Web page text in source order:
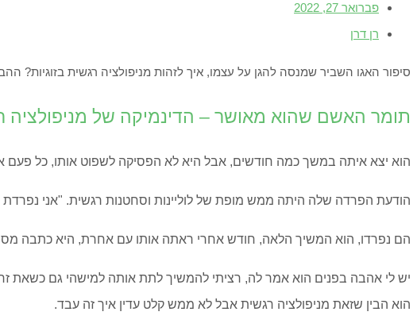
פברואר 27, 2022
רן דרן
סיפור האגו השביר שמנסה להגן על עצמו, איך לזהות מניפולציה רגשית בזוגיות? ההבדל בינה לסחיטה רגשית? 5 שיטות
תומר האשם שהוא מאושר – הדינמיקה של מניפולציה
הוא יצא איתה במשך כמה חודשים, אבל היא לא הפסיקה לשפוט אותו, כל פעם
הודעת הפרדה שלה היתה ממש מופת של לוליינות וסחטנות רגשית. "אני
הם נפרדו, הוא המשיך הלאה, חודש אחרי ראתה אותו עם אחרת, היא כתבה
יש לי אהבה בפנים הוא אמר לה, רציתי להמשיך לתת אותה למישהי גם כשאת
הוא הבין שזאת מניפולציה רגשית אבל לא ממש קלט עדין איך זה עבד.